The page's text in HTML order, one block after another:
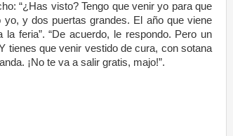
“¿Has visto? Tengo que venir yo para que
y dos puertas grandes. El año que viene
feria”. “De acuerdo, le respondo. Pero un
tienes que venir vestido de cura, con sotana
¡No te va a salir gratis, majo!”.